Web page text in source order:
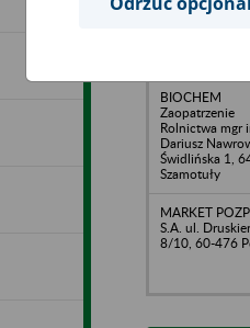
ZPCh ul.
BIOCHEM
Zaopatrzenie
Rolnictwa mgr
Dariusz
Świdlińska 1,
Szamotuły
MARKET
S.A. ul.
8/10, 60-476